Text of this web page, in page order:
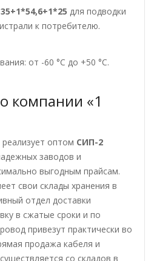
для подводки
к потребителю.
от -60 °С до +50 °С.
компании «1
реализует оптом СИП-2
заводов и
выгодным прайсам.
свои склады хранения в
отдел доставки
в сжатые сроки и по
привезут практически во
продажа кабеля и
со складов в